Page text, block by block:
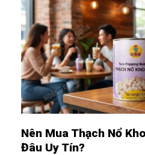
Nên Mua Thạch Nổ
Đâu Uy Tín?